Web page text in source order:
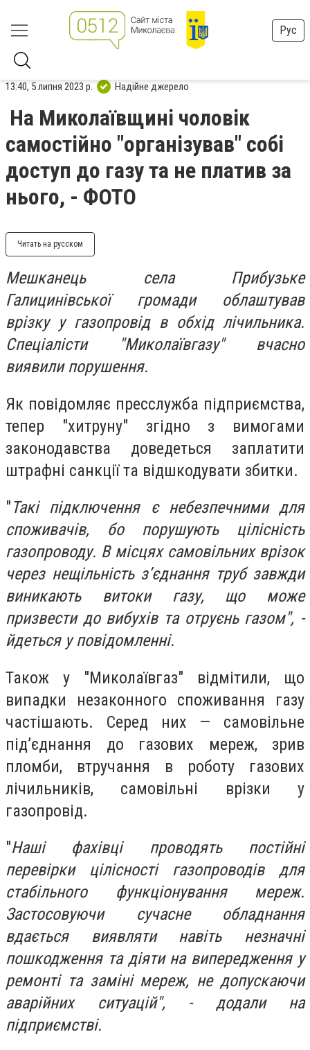
Рус
13:40, 5 липня 2023 р. Надійне джерело
На Миколаївщині чоловік
самостійно "організував" собі
доступ до газу та не платив за
нього, - ФОТО
Читать на русском
Мешканець села Прибузьке
Галицинівської громади облаштував
врізку у газопровід в обхід лічильника.
Спеціалісти "Миколаївгазу" вчасно
виявили порушення.
Як повідомляє пресслужба підприємства,
тепер "хитруну" згідно з вимогами
законодавства доведеться заплатити
штрафні санкції та відшкодувати збитки.
"Такі підключення є небезпечними для
споживачів, бо порушують цілісність
газопроводу. В місцях самовільних врізок
через нещільність з’єднання труб завжди
виникають витоки газу, що може
призвести до вибухів та отруєнь газом", -
йдеться у повідомленні.
Також у "Миколаївгаз" відмітили, що
випадки незаконного споживання газу
частішають. Серед них — самовільне
під’єднання до газових мереж, зрив
пломби, втручання в роботу газових
лічильників, самовільні врізки у
газопровід.
"Наші фахівці проводять постійні
перевірки цілісності газопроводів для
стабільного функціонування мереж.
Застосовуючи сучасне обладнання
вдається виявляти навіть незначні
пошкодження та діяти на випередження у
ремонті та заміні мереж, не допускаючи
аварійних ситуацій", - додали на
підприємстві.